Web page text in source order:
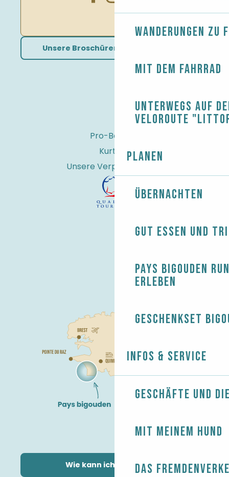
Wanderungen zu
Mit dem Fahrrad
Unterwegs auf
Veloroute
Planen
Übernachten
Gut essen und
Pays Bigouden
erleben
Geschenkset
Infos & Service
Geschäfte und
Mit meinem Hund
Das
Unsere Broschüren herunterladen
Pro-Bereich
Kurtaxe
Unsere Verpflichtungen
Wie kann ich kommen?